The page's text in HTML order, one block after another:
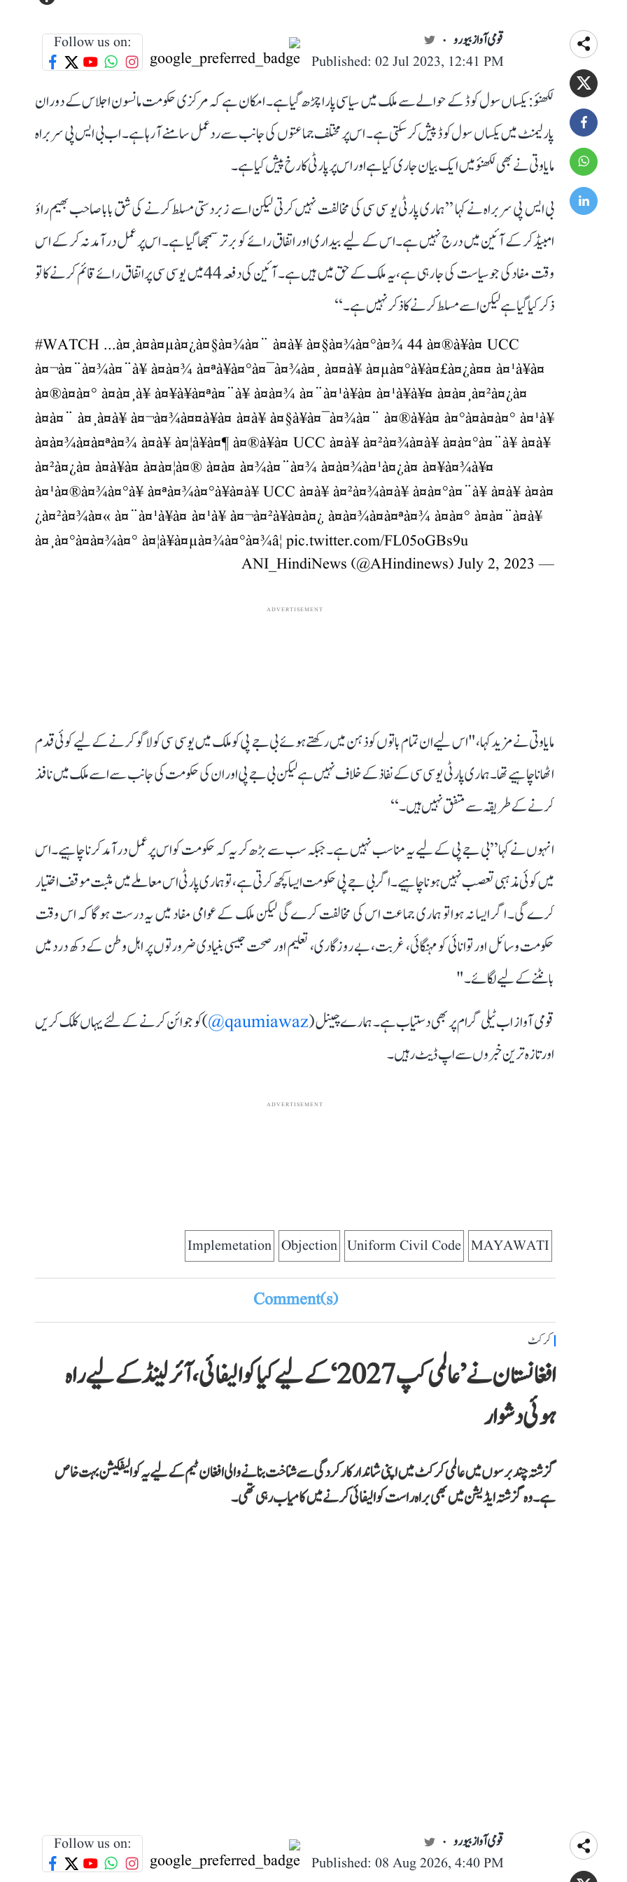
قومی آواز بیورو
Published: 02 Jul 2023, 12:41 PM
Follow us on:
لکھنؤ: یکساں سول کوڈ کے حوالے سے ملک میں سیاسی پارا چڑھ گیا ہے۔ امکان ہے کہ مرکزی حکومت مانسون اجلاس کے دوران
پارلیمنٹ میں یکساں سول کوڈ پیش کر سکتی ہے۔ اس پر مختلف جماعتوں کی جانب سے ردعمل سامنے آ رہا ہے۔ اب بی ایس پی سربراہ
مایاوتی نے بھی لکھنؤ میں ایک بیان جاری کیا ہے اور اس پر پارٹی کا رخ پیش کیا ہے۔
بی ایس پی سربراہ نے کہا ’’ہماری پارٹی یو سی سی کی مخالفت نہیں کرتی لیکن اسے زبردستی مسلط کرنے کی شق بابا صاحب بھیم راؤ
امبیڈکر کے آئین میں درج نہیں ہے۔ اس کے لیے بیداری اور اتفاق رائے کو برتر سمجھا گیا ہے۔ اس پر عمل درآمد نہ کر کے اس
وقت مفاد کی جو سیاست کی جا رہی ہے، یہ ملک کے حق میں ہیں ہے۔ آئین کی دفعہ 44 میں یو سی سی پر اتفاق رائے قائم کرنے کا تو
ذکر کیا گیا ہے لیکن اسے مسلط کرنے کا ذکر نہیں ہے۔‘‘
#WATCH ...à¤¸à¤à¤µà¤¿à¤§à¤¾à¤¨ à¤à¥ à¤§à¤¾à¤°à¤¾ 44 à¤®à¥à¤ UCC
à¤¬à¤¨à¤¾à¤¨à¥ à¤à¤¾ à¤ªà¥à¤°à¤¯à¤¾à¤¸ à¤¤à¥ à¤µà¤°à¥à¤£à¤¿à¤¤ à¤¹à¥à¤
à¤®à¤à¤° à¤à¤¸à¥ à¤¥à¥à¤ªà¤¨à¥ à¤à¤¾ à¤¨à¤¹à¥à¤ à¤¹à¥à¥¤ à¤à¤¸à¤²à¤¿à¤
à¤à¤¨ à¤¸à¤­à¥ à¤¬à¤¾à¤¤à¥à¤ à¤à¥ à¤§à¥à¤¯à¤¾à¤¨ à¤®à¥à¤ à¤°à¤à¤à¤° à¤¹à¥
à¤­à¤¾à¤à¤ªà¤¾ à¤à¥ à¤¦à¥à¤¶ à¤®à¥à¤ UCC à¤à¥ à¤²à¤¾à¤à¥ à¤à¤°à¤¨à¥ à¤à¥
à¤²à¤¿à¤ à¤à¥à¤ à¤à¤¦à¤® à¤à¤ à¤¾à¤¨à¤¾ à¤à¤¾à¤¹à¤¿à¤ à¤¥à¤¾à¥¤
à¤¹à¤®à¤¾à¤°à¥ à¤ªà¤¾à¤°à¥à¤à¥ UCC à¤à¥ à¤²à¤¾à¤à¥ à¤à¤°à¤¨à¥ à¤à¥ à¤à¤
¿à¤²à¤¾à¤« à¤¨à¤¹à¥à¤ à¤¹à¥ à¤¬à¤²à¥à¤à¤¿ à¤­à¤¾à¤à¤ªà¤¾ à¤à¤° à¤à¤¨à¤à¥
à¤¸à¤°à¤à¤¾à¤° à¤¦à¥à¤µà¤¾à¤°à¤¾â¦ pic.twitter.com/FL05oGBs9u
— ANI_HindiNews (@AHindinews)
July 2, 2023
ADVERTISEMENT
مایاوتی نے مزید کہا، "اس لیے ان تمام باتوں کو ذہن میں رکھتے ہوئے بی جے پی کو ملک میں یو سی سی کو لاگو کرنے کے لیے کوئی قدم
اٹھانا چاہیے تھا۔ ہماری پارٹی یو سی سی کے نفاذ کے خلاف نہیں ہے لیکن بی جے پی اور ان کی حکومت کی جانب سے اسے ملک میں نافذ
کرنے کے طریقہ سے متفق نہیں ہیں۔‘‘
انہوں نے کہا ’’بی جے پی کے لیے یہ مناسب نہیں ہے۔ جبکہ سب سے بڑھ کر یہ کہ حکومت کو اس پر عمل درآمد کرنا چاہیے۔ اس
میں کوئی مذہبی تعصب نہیں ہونا چاہیے۔ اگر بی جے پی حکومت ایسا کچھ کرتی ہے، تو ہماری پارٹی اس معاملے میں مثبت موقف اختیار
کرے گی۔ اگر ایسا نہ ہوا تو ہماری جماعت اس کی مخالفت کرے گی لیکن ملک کے عوامی مفاد میں یہ درست ہو گا کہ اس وقت
حکومت وسائل اور توانائی کو مہنگائی، غربت، بے روزگاری، تعلیم اور صحت جیسی بنیادی ضرورتوں پر اہل وطن کے دکھ درد میں
بانٹنے کے لیے لگائے۔"
قومی آواز اب ٹیلی گرام پر بھی دستیاب ہے۔ ہمارے چینل (qaumiawaz@
) کو جوائن کرنے کے لئے یہاں کلک کریں
اور تازہ ترین خبروں سے اپ ڈیٹ رہیں۔
ADVERTISEMENT
MAYAWATI
Uniform Civil Code
Objection
Implemetation
Comment(s)
کرکٹ
افغانستان نے ’عالمی کپ 2027‘ کے لیے کیا کوالیفائی، آئرلینڈ کے لیے راہ
ہوئی دشوار
گزشتہ چند برسوں میں عالمی کرکٹ میں اپنی شاندار کارکردگی سے شناخت بنانے والی افغان ٹیم کے لیے یہ کوالیفکیشن بہت خاص
ہے۔ وہ گزشتہ ایڈیشن میں بھی براہ راست کوالیفائی کرنے میں کامیاب رہی تھی۔
قومی آواز بیورو
Published: 08 Aug 2026, 4:40 PM
Follow us on: